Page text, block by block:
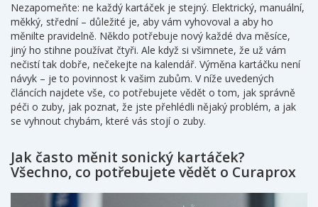
Nezapomeňte: ne každý kartáček je stejný. Elektrický, manuální,
měkký, střední – důležité je, aby vám vyhovoval a aby ho
měnilte pravidelně. Někdo potřebuje nový každé dva měsíce,
jiný ho stihne používat čtyři. Ale když si všimnete, že už vám
nečistí tak dobře, nečekejte na kalendář. Výměna kartáčku není
návyk – je to povinnost k vašim zubům. V níže uvedených
článcích najdete vše, co potřebujete vědět o tom, jak správně
péči o zuby, jak poznat, že jste přehlédli nějaký problém, a jak
se vyhnout chybám, které vás stojí o zuby.
Jak často měnit sonický kartáček?
Všechno, co potřebujete vědět o Curaprox